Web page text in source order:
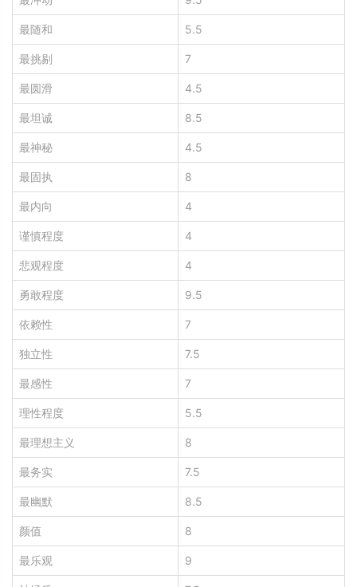
最随和 5.5
最挑剔 7
最圆滑 4.5
最坦诚 8.5
最神秘 4.5
最固执 8
最内向 4
谨慎程度 4
悲观程度 4
勇敢程度 9.5
依赖性 7
独立性 7.5
最感性 7
理性程度 5.5
最理想主义 8
最务实 7.5
最幽默 8.5
颜值 8
最乐观 9